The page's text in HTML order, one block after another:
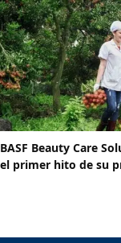
BASF Beauty Care
el primer hito de su